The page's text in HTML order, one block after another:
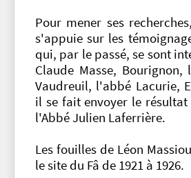
Pour mener ses
s'appuie sur les
qui, par le passé, se sont
Claude Masse, Bourignon,
Vaudreuil, l'abbé Lacurie,
il se fait envoyer le
l'Abbé Julien Laferrière.
Les fouilles de Léon
le site du Fâ de 1921 à 1926.